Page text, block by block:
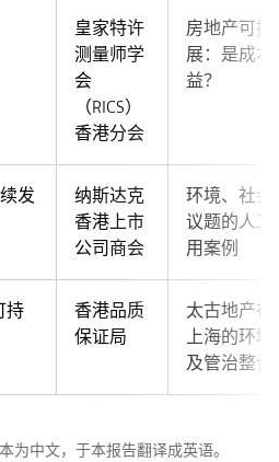
皇家特许
测量师学
会
（RICS）
香港分会
房地产可持
展：是成本
益？
发
纳斯达克
香港上市
公司商会
环境、社会
议题的人工
用案例
持
香港品质
保证局
太古地产在
上海的环境
及管治整合
为中文，于本报告翻译成英语。